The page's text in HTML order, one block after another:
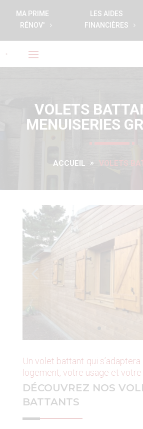
MA PRIME
RÉNOV'
LES AIDES
FINANCIÈRES
VOLETS
MENUISERIES
ACCUEIL VOLETS
Un volet battant qui
logement, votre usage et
DÉCOUVREZ NOS
BATTANTS